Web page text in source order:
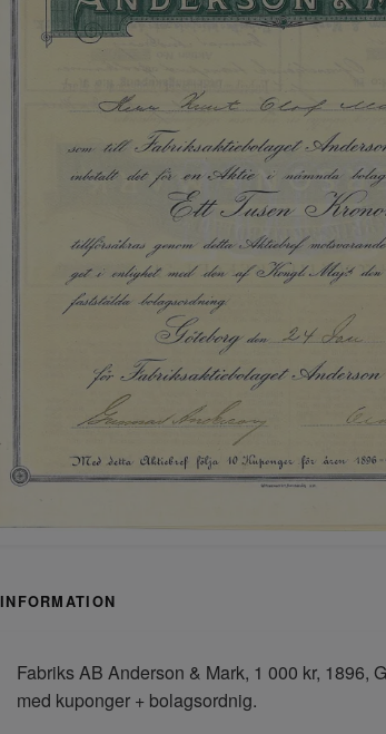
INFORMATION
Fabriks AB Anderson & Mark, 1 000 kr, 1896,
med kuponger + bolagsordnig.